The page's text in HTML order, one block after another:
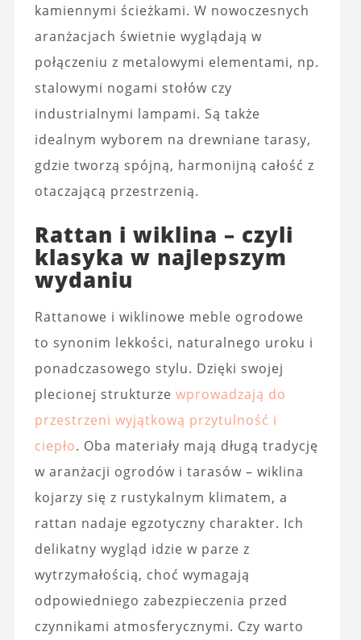
kamiennymi ścieżkami. W nowoczesnych
aranżacjach świetnie wyglądają w
połączeniu z metalowymi elementami, np.
stalowymi nogami stołów czy
industrialnymi lampami. Są także
idealnym wyborem na drewniane tarasy,
gdzie tworzą spójną, harmonijną całość z
otaczającą przestrzenią.
Rattan i wiklina – czyli
klasyka w najlepszym
wydaniu
Rattanowe i wiklinowe meble ogrodowe
to synonim lekkości, naturalnego uroku i
ponadczasowego stylu. Dzięki swojej
plecionej strukturze wprowadzają do
przestrzeni wyjątkową przytulność i
ciepło. Oba materiały mają długą tradycję
w aranżacji ogrodów i tarasów – wiklina
kojarzy się z rustykalnym klimatem, a
rattan nadaje egzotyczny charakter. Ich
delikatny wygląd idzie w parze z
wytrzymałością, choć wymagają
odpowiedniego zabezpieczenia przed
czynnikami atmosferycznymi. Czy warto